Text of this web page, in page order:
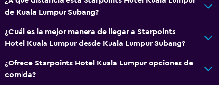
Accesibilidad y adecuación
Accesibilidad
Ascensor disponible
de Kuala Lumpur Subang?
¿Cuál es la mejor manera de llegar a Starpoints
Hotel Kuala Lumpur desde Kuala Lumpur Subang?
¿Ofrece Starpoints Hotel Kuala Lumpur opciones de
comida?